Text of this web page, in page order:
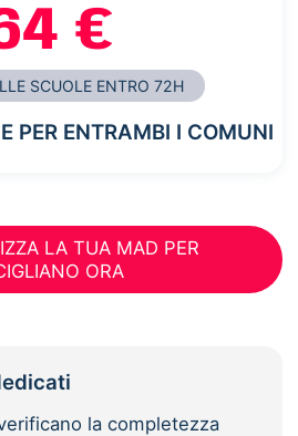
€
SCUOLE ENTRO 72H
PER ENTRAMBI I COMUNI
LA TUA MAD PER
ORA
la completezza